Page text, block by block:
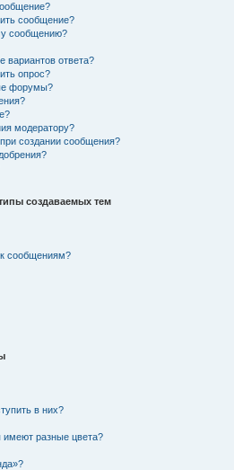
сообщение?
сообщению?
вариантов ответа?
опрос?
форумы?
модератору?
создании сообщения?
создаваемых тем
сообщениям?
в них?
имеют разные цвета?